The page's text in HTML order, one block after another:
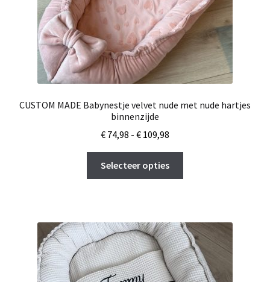
CUSTOM MADE Babynestje velvet nude met nude hartjes
binnenzijde
€ 74,98 - € 109,98
€ 74,98
tot
€ 109,98
Selecteer opties
Deze
optie
kan
gekozen